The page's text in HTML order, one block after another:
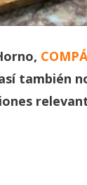
también